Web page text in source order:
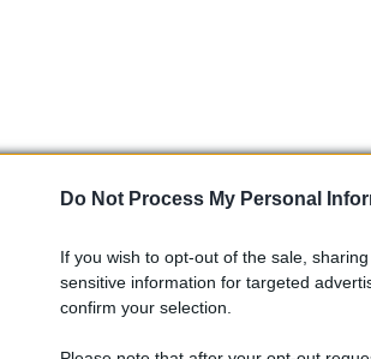
Do Not Process My Personal
If you wish to opt-out of the sale,
sensitive information for targeted
confirm your selection.
multa per guida con il cellulare– 250